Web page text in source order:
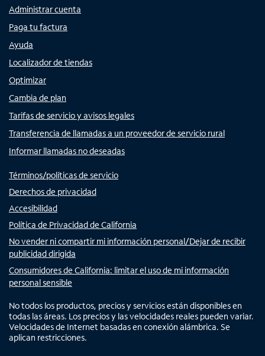
Administrar cuenta
Paga tu factura
Ayuda
Localizador de tiendas
Optimizar
Cambia de plan
Tarifas de servicio y avisos legales
Transferencia de llamadas a un proveedor de servicio rural
Informar llamadas no deseadas
Términos/políticas de servicio
Derechos de privacidad
Accesibilidad
Política de Privacidad de California
No vender ni compartir mi información personal/Dejar de recibir
publicidad dirigida
Consumidores de California: limitar el uso de mi información
personal sensible
No todos los productos, precios y servicios están disponibles en
todas las áreas. Los precios y las velocidades reales pueden variar.
Velocidades de Internet basadas en conexión alámbrica. Se
aplican restricciones.